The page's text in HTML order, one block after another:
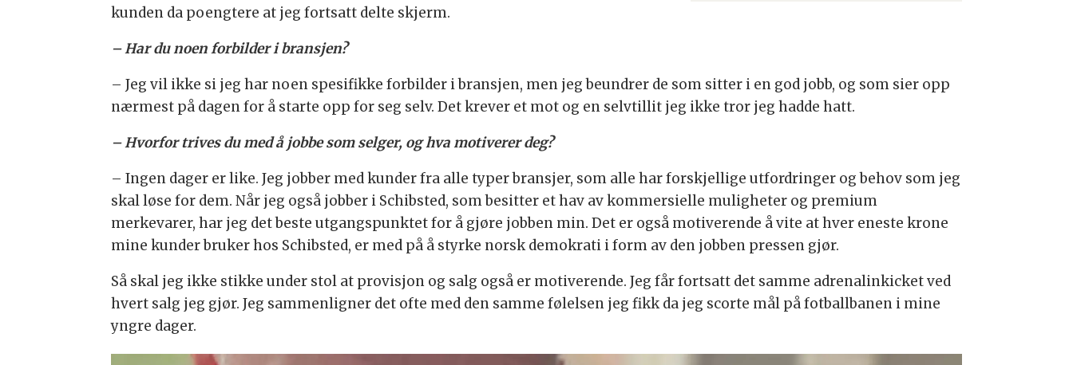
kunden da poengtere at jeg fortsatt delte skjerm.
– Har du noen forbilder i bransjen?
– Jeg vil ikke si jeg har noen spesifikke forbilder i bransjen, men jeg beundrer de som sitter i en god jobb, og som sier opp
nærmest på dagen for å starte opp for seg selv. Det krever et mot og en selvtillit jeg ikke tror jeg hadde hatt.
– Hvorfor trives du med å jobbe som selger, og hva motiverer deg?
– Ingen dager er like. Jeg jobber med kunder fra alle typer bransjer, som alle har forskjellige utfordringer og behov som jeg
skal løse for dem. Når jeg også jobber i Schibsted, som besitter et hav av kommersielle muligheter og premium
merkevarer, har jeg det beste utgangspunktet for å gjøre jobben min. Det er også motiverende å vite at hver eneste krone
mine kunder bruker hos Schibsted, er med på å styrke norsk demokrati i form av den jobben pressen gjør.
Så skal jeg ikke stikke under stol at provisjon og salg også er motiverende. Jeg får fortsatt det samme adrenalinkicket ved
hvert salg jeg gjør. Jeg sammenligner det ofte med den samme følelsen jeg fikk da jeg scorte mål på fotballbanen i mine
yngre dager.